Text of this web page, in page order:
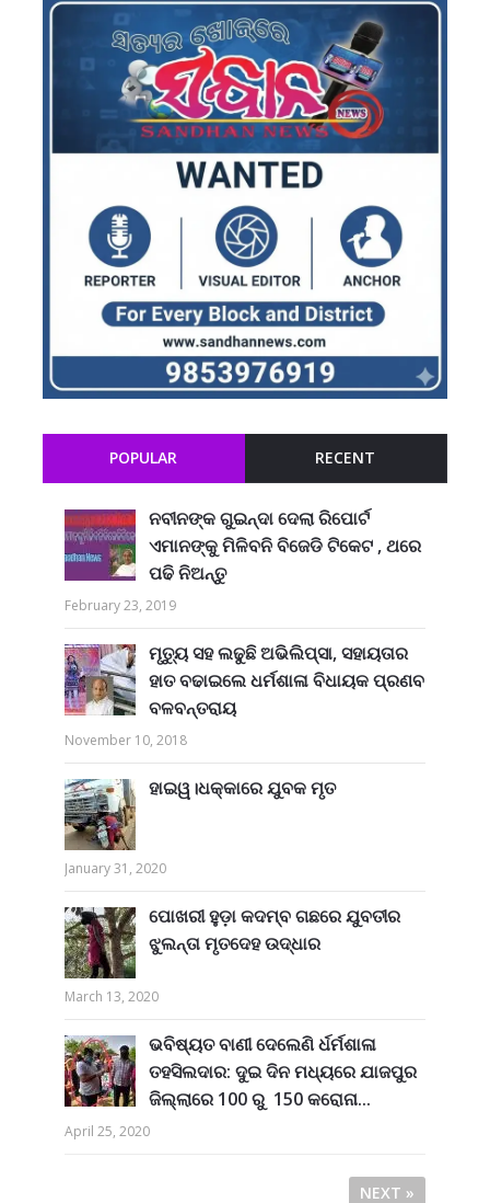
POPULAR RECENT
ନବୀନଙ୍କ ଗୁଇନ୍ଦା ଦେଲା ରିପୋର୍ଟ
ଏମାନଙ୍କୁ ମିଳିବନି ବିଜେଡି ଟିକେଟ , ଥରେ
ପଢି ନିଅନ୍ତୁ
February 23, 2019
ମୃତ୍ୟୁ ସହ ଲଢୁଛି ଅଭିଲିପ୍ସା, ସହାୟତାର
ହାତ ବଢାଇଲେ ଧର୍ମଶାଳା ବିଧାୟକ ପ୍ରଣବ
ବଳବନ୍ତରାୟ
November 10, 2018
ହାଇୱ।ଧକ୍କାରେ ଯୁବକ ମୃତ
January 31, 2020
ପୋଖରୀ ହୁଡ଼ା କଦମ୍ବ ଗଛରେ ଯୁବତୀର
ଝୁଲନ୍ତା ମୃତଦେହ ଉଦ୍ଧାର
March 13, 2020
ଭବିଷ୍ୟତ ବାଣୀ ଦେଲେଣି ର୍ଧର୍ମଶାଳା
ତହସିଲଦାର: ଦୁଇ ଦିନ ମଧ୍ୟରେ ଯାଜପୁର
ଜିଲ୍ଲାରେ 100 ରୁ 150 କରୋନା...
April 25, 2020
NEXT »